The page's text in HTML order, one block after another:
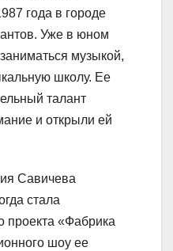
года в городе
Уже в юном
музыкой,
школу. Ее
талант
и открыли ей
Савичева
стала
проекта «Фабрика
шоу ее